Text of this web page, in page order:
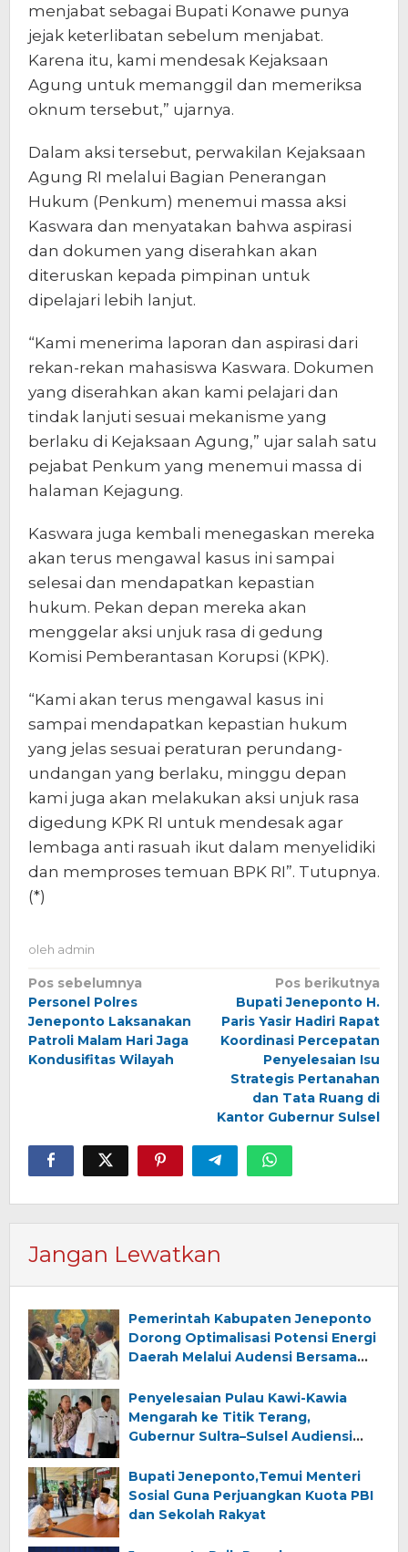
menjabat sebagai Bupati Konawe punya
jejak keterlibatan sebelum menjabat.
Karena itu, kami mendesak Kejaksaan
Agung untuk memanggil dan memeriksa
oknum tersebut,” ujarnya.
Dalam aksi tersebut, perwakilan Kejaksaan
Agung RI melalui Bagian Penerangan
Hukum (Penkum) menemui massa aksi
Kaswara dan menyatakan bahwa aspirasi
dan dokumen yang diserahkan akan
diteruskan kepada pimpinan untuk
dipelajari lebih lanjut.
“Kami menerima laporan dan aspirasi dari
rekan-rekan mahasiswa Kaswara. Dokumen
yang diserahkan akan kami pelajari dan
tindak lanjuti sesuai mekanisme yang
berlaku di Kejaksaan Agung,” ujar salah satu
pejabat Penkum yang menemui massa di
halaman Kejagung.
Kaswara juga kembali menegaskan mereka
akan terus mengawal kasus ini sampai
selesai dan mendapatkan kepastian
hukum. Pekan depan mereka akan
menggelar aksi unjuk rasa di gedung
Komisi Pemberantasan Korupsi (KPK).
“Kami akan terus mengawal kasus ini
sampai mendapatkan kepastian hukum
yang jelas sesuai peraturan perundang-
undangan yang berlaku, minggu depan
kami juga akan melakukan aksi unjuk rasa
digedung KPK RI untuk mendesak agar
lembaga anti rasuah ikut dalam menyelidiki
dan memproses temuan BPK RI”. Tutupnya.
(*)
oleh admin
Navigasi
pos
Pos sebelumnya
Personel Polres
Jeneponto Laksanakan
Patroli Malam Hari Jaga
Kondusifitas Wilayah
Pos berikutnya
Bupati Jeneponto H.
Paris Yasir Hadiri Rapat
Koordinasi Percepatan
Penyelesaian Isu
Strategis Pertanahan
dan Tata Ruang di
Kantor Gubernur Sulsel
Jangan Lewatkan
Pemerintah Kabupaten Jeneponto
Dorong Optimalisasi Potensi Energi
Daerah Melalui Audensi Bersama
Penyelesaian Pulau Kawi-Kawia
Mengarah ke Titik Terang,
Gubernur Sultra–Sulsel Audiensi
Bupati Jeneponto,Temui Menteri
Sosial Guna Perjuangkan Kuota PBI
dan Sekolah Rakyat